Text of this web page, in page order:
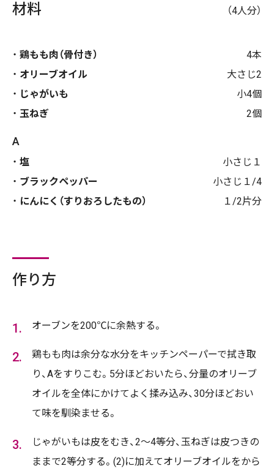
材料 （4人分）
鶏もも肉（骨付き）
4本
オリーブオイル
大さじ2
じゃがいも
小4個
玉ねぎ
2個
A
塩
小さじ１
ブラックペッパー
小さじ１/4
にんにく（すりおろしたもの）
１/2片分
作り方
オーブンを200℃に余熱する。
鶏もも肉は余分な水分をキッチンペーパーで拭き取
り、Aをすりこむ。5分ほどおいたら、分量のオリーブ
オイルを全体にかけてよく揉み込み、30分ほどおい
て味を馴染ませる。
じゃがいもは皮をむき、2～4等分、玉ねぎは皮つきの
ままで2等分する。(2)に加えてオリーブオイルをから